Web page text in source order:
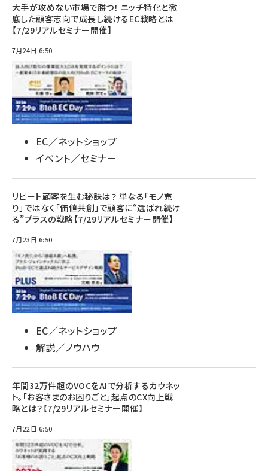
大手が攻めない市場で勝つ！ ニッチ特化と徹
底した顧客志向で成長し続けるEC戦略とは
【7/29リアルセミナー開催】
7月24日 6:50
EC／ネットショップ
イベント／セミナー
リピート顧客を生む秘訣は？ 単なる「モノ売
り」ではなく「価値共創」で顧客に“選ばれ続け
る”プラスの戦略【7/29リアルセミナー開催】
7月23日 6:50
EC／ネットショップ
解説／ノウハウ
年間32万件超のVOCをAIで分析するカウネッ
ト。「お客さまのお困りごと」起点のCX向上戦
略とは？【7/29リアルセミナー開催】
7月22日 6:50